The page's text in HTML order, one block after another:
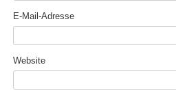
E-Mail-Adresse
Website